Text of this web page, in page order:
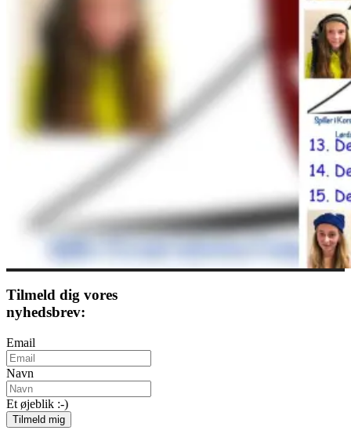
Tilmeld dig vores
nyhedsbrev:
Email
Navn
Et øjeblik :-)
Tilmeld mig